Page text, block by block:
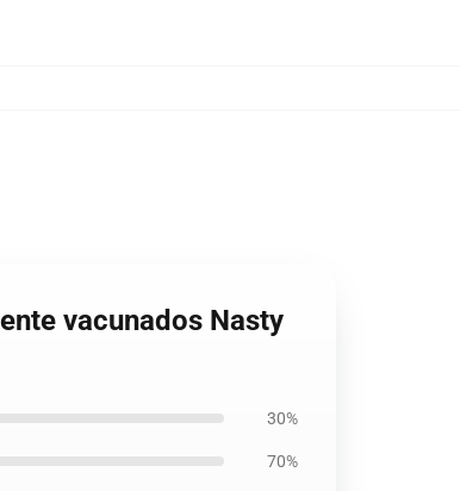
vacunados Nasty
30%
70%